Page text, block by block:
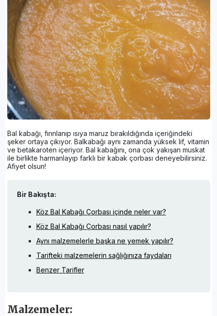
Bal kabağı, fırınlanıp ısıya maruz bırakıldığında içeriğindeki
şeker ortaya çıkıyor. Balkabağı aynı zamanda yüksek lif, vitamin
ve betakaroten içeriyor. Bal kabağını, ona çok yakışan muskat
ile birlikte harmanlayıp farklı bir kabak çorbası deneyebilirsiniz.
Afiyet olsun!
Bir Bakışta:
Köz Bal Kabağı Çorbası içinde neler var?
Köz Bal Kabağı Çorbası nasıl yapılır?
Aynı malzemelerle başka ne yemek yapılır?
Tarifteki malzemelerin sağlığınıza faydaları
Benzer Tarifler
Malzemeler: